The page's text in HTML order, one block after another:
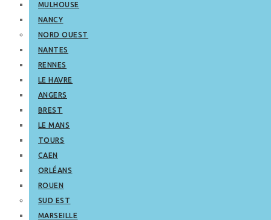
MULHOUSE
NANCY
NORD OUEST
NANTES
RENNES
LE HAVRE
ANGERS
BREST
LE MANS
TOURS
CAEN
ORLÉANS
ROUEN
SUD EST
MARSEILLE